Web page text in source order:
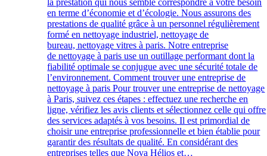
la prestation qui nous semble correspondre à votre besoin
en terme d’économie et d’écologie. Nous assurons des
prestations de qualité grâce à un personnel régulièrement
formé en nettoyage industriel, nettoyage de
bureau, nettoyage vitres à paris. Notre entreprise
de nettoyage à paris use un outillage performant dont la
fiabilité optimale se conjugue avec une sécurité totale de
l’environnement. Comment trouver une entreprise de
nettoyage à paris Pour trouver une entreprise de nettoyage
à Paris, suivez ces étapes : effectuez une recherche en
ligne, vérifiez les avis clients et sélectionnez celle qui offre
des services adaptés à vos besoins. Il est primordial de
choisir une entreprise professionnelle et bien établie pour
garantir des résultats de qualité. En considérant des
entreprises telles que Nova Hélios et…